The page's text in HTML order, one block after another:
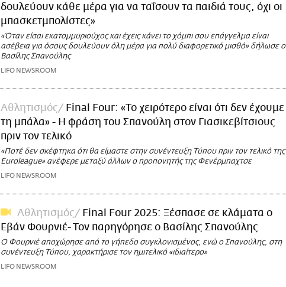
δουλεύουν κάθε μέρα για να ταΐσουν τα παιδιά τους, όχι οι
μπασκετμπολίστες»
«Όταν είσαι εκατομμυριούχος και έχεις κάνει το χόμπι σου επάγγελμα είναι
ασέβεια για όσους δουλεύουν όλη μέρα για πολύ διαφορετικό μισθό» δήλωσε ο
Βασίλης Σπανούλης ​
LIFO NEWSROOM
Αθλητισμός
Final Four: «Το χειρότερο είναι ότι δεν έχουμε
τη μπάλα» - Η φράση του Σπανούλη στον Γιασικεβίτσιους
πριν τον τελικό
«Ποτέ δεν σκέφτηκα ότι θα είμαστε στην συνέντευξη Τύπου πριν τον τελικό της
Euroleague» ανέφερε μεταξύ άλλων ο προπονητής της Φενέρμπαχτσε
LIFO NEWSROOM
Αθλητισμός
Final Four 2025: Ξέσπασε σε κλάματα ο
Εβάν Φουρνιέ- Τον παρηγόρησε ο Βασίλης Σπανούλης
Ο Φουρνιέ αποχώρησε από το γήπεδο συγκλονισμένος, ενώ ο Σπανούλης, στη
συνέντευξη Τύπου, χαρακτήρισε τον ημιτελικό «ιδιαίτερο»
LIFO NEWSROOM